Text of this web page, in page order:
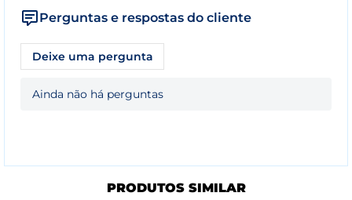
Perguntas e respostas do cliente
Deixe uma pergunta
Ainda não há perguntas
PRODUTOS SIMILAR